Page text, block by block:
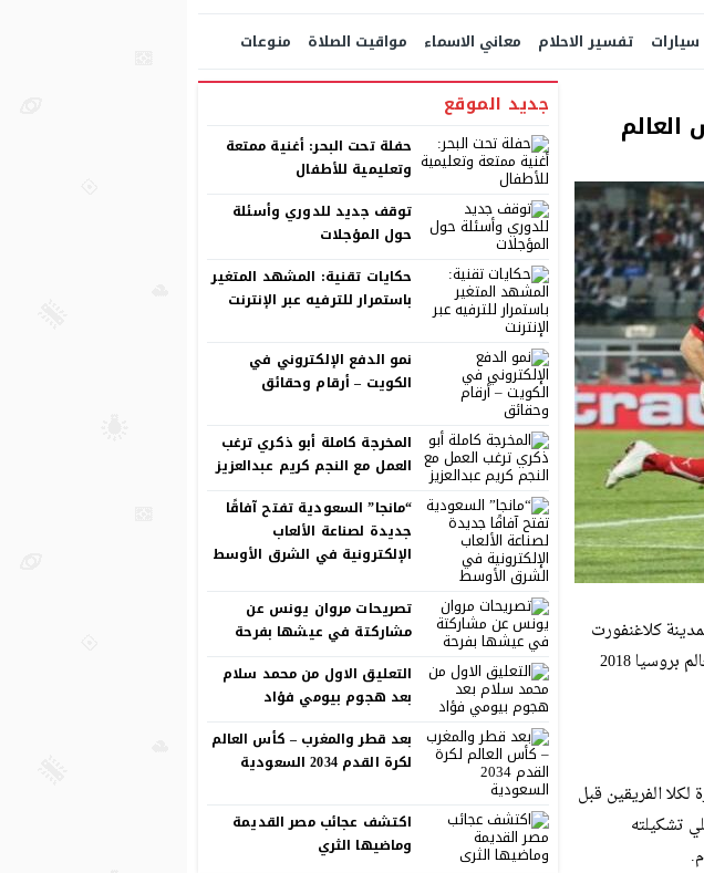
سيارات تفسير الاحلام معاني الاسماء مواقيت الصلاة
منوعات
العالم
كلاغنفورت
ملعب المنتخب النمساوي، وذلك في أطار المباريات التحضيرية لكلا الفريقين لبطولة كأس العالم بروسيا 2018
الأخيرة لكلا الفريقين قبل
علي تشكيلته
جديد الموقع
حفلة تحت البحر: أغنية ممتعة
وتعليمية للأطفال
توقف جديد للدوري وأسئلة
حول المؤجلات
حكايات تقنية: المشهد المتغير
باستمرار للترفيه عبر الإنترنت
نمو الدفع الإلكتروني في
الكويت – أرقام وحقائق
المخرجة كاملة أبو ذكري ترغب
العمل مع النجم كريم عبدالعزيز
“مانجا” السعودية تفتح آفاقًا
جديدة لصناعة الألعاب
الإلكترونية في الشرق الأوسط
تصريحات مروان يونس عن
مشاركتة في عيشها بفرحة
التعليق الاول من محمد سلام
بعد هجوم بيومي فؤاد
بعد قطر والمغرب – كأس العالم
لكرة القدم 2034 السعودية
اكتشف عجائب مصر القديمة
وماضيها الثري